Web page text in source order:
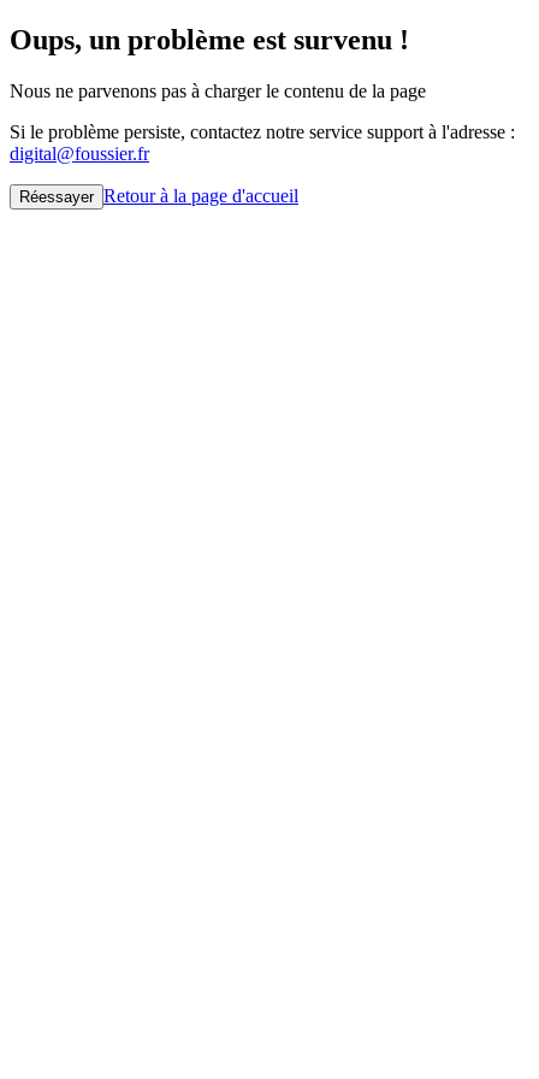
Oups, un problème est survenu !
Nous ne parvenons pas à charger le contenu de la page
Si le problème persiste, contactez notre service support à l'adresse :
digital@foussier.fr
Réessayer Retour à la page d'accueil